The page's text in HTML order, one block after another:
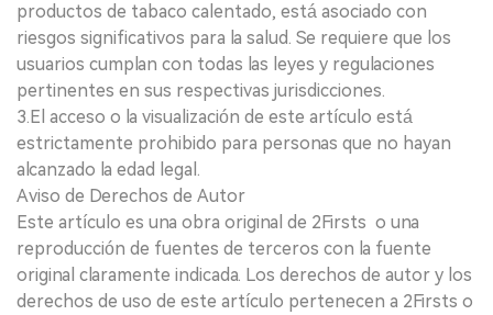
productos de tabaco calentado, está asociado con
riesgos significativos para la salud. Se requiere que los
usuarios cumplan con todas las leyes y regulaciones
pertinentes en sus respectivas jurisdicciones.
3.El acceso o la visualización de este artículo está
estrictamente prohibido para personas que no hayan
alcanzado la edad legal.
Aviso de Derechos de Autor
Este artículo es una obra original de 2Firsts o una
reproducción de fuentes de terceros con la fuente
original claramente indicada. Los derechos de autor y los
derechos de uso de este artículo pertenecen a 2Firsts o